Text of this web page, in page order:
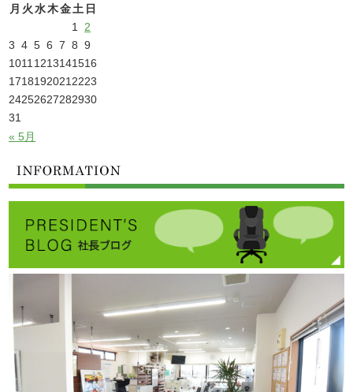
月 火 水木金土 日
1
2
3 4 5 6 7 8 9
1011 1213141516
1718192021 2223
24252627282930
31
« 5月